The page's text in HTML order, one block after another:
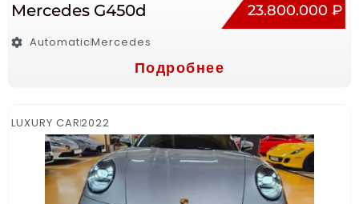
Mercedes G450d 23.800.000 ₽
AutomaticMercedes
Подробнее
LUXURY CAR2022